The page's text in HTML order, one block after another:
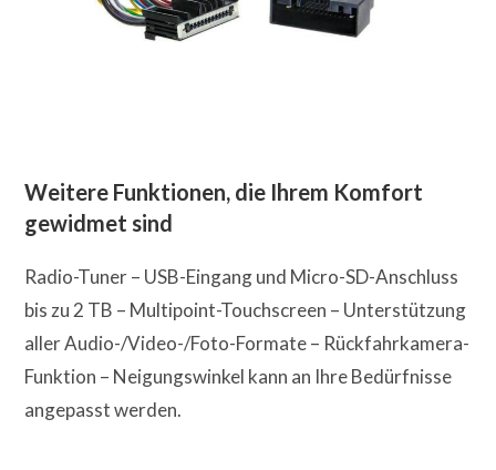
Weitere Funktionen, die Ihrem Komfort
gewidmet sind
Radio-Tuner – USB-Eingang und Micro-SD-Anschluss
bis zu 2 TB – Multipoint-Touchscreen – Unterstützung
aller Audio-/Video-/Foto-Formate – Rückfahrkamera-
Funktion – Neigungswinkel kann an Ihre Bedürfnisse
angepasst werden.